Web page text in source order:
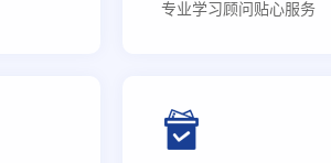
专业学习顾问贴心服务